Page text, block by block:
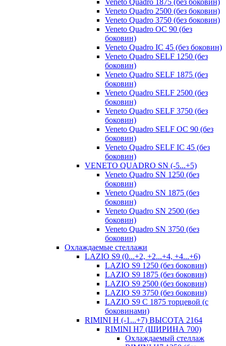
Veneto Quadro 2500 (без боковин)
Veneto Quadro 3750 (без боковин)
Veneto Quadro OC 90 (без
боковин)
Veneto Quadro IC 45 (без боковин)
Veneto Quadro SELF 1250 (без
боковин)
Veneto Quadro SELF 1875 (без
боковин)
Veneto Quadro SELF 2500 (без
боковин)
Veneto Quadro SELF 3750 (без
боковин)
Veneto Quadro SELF OC 90 (без
боковин)
Veneto Quadro SELF IC 45 (без
боковин)
VENETO QUADRO SN (-5...+5)
Veneto Quadro SN 1250 (без
боковин)
Veneto Quadro SN 1875 (без
боковин)
Veneto Quadro SN 2500 (без
боковин)
Veneto Quadro SN 3750 (без
боковин)
Охлаждаемые стеллажи
LAZIO S9 (0...+2, +2...+4, +4...+6)
LAZIO S9 1250 (без боковин)
LAZIO S9 1875 (без боковин)
LAZIO S9 2500 (без боковин)
LAZIO S9 3750 (без боковин)
LAZIO S9 C 1875 торцевой (с
боковинами)
RIMINI H (-1...+7) ВЫСОТА 2164
RIMINI H7 (ШИРИНА 700)
Охлаждаемый стеллаж